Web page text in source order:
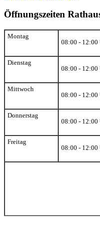
Öffnungszeiten
Montag
08:00 - 12:00
Dienstag
08:00 - 12:00
Mittwoch
08:00 - 12:00
Donnerstag
08:00 - 12:00
Freitag
08:00 - 12:00